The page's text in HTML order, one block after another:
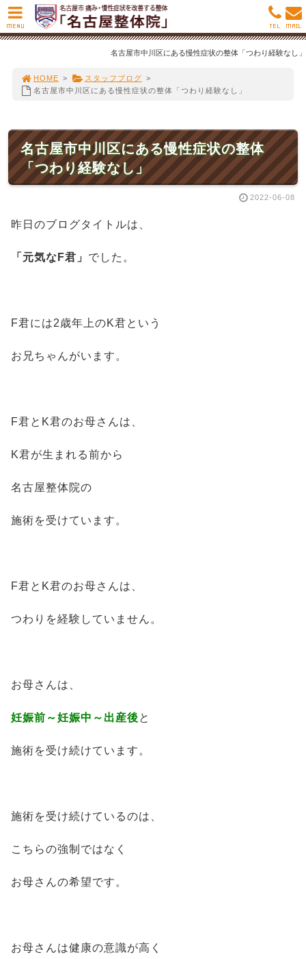
名古屋市中川区にある慢性症状の整体「つわり経験なし」
HOME > スタッフブログ >
名古屋市中川区にある慢性症状の整体「つわり経験なし」
名古屋市中川区にある慢性症状の整体
「つわり経験なし」
2022-06-08
昨日のブログタイトルは、
「元気なF君」 でした。
F君には2歳年上のK君という
お兄ちゃんがいます。
F君とK君のお母さんは、
K君が生まれる前から
名古屋整体院の
施術を受けています。
F君とK君のお母さんは、
つわりを経験していません。
お母さんは、
妊娠前～妊娠中～出産後と
施術を受け続けています。
施術を受け続けているのは、
こちらの強制ではなく
お母さんの希望です。
お母さんは健康の意識が高く
MENU MAIL
TEL